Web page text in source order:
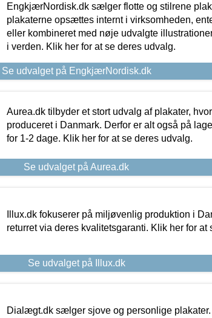
EngkjærNordisk.dk sælger flotte og stilrene
plakaterne opsættes internt i virksomheden,
eller kombineret med nøje udvalgte
i verden. Klik her for at se deres udvalg.
Se udvalget på EngkjærNordisk.dk
Aurea.dk tilbyder et stort udvalg af plakater,
produceret i Danmark. Derfor er alt også på
for 1-2 dage. Klik her for at se deres udvalg.
Se udvalget på Aurea.dk
Illux.dk fokuserer på miljøvenlig produktion i
returret via deres kvalitetsgaranti. Klik her for at
Se udvalget på Illux.dk
Dialægt.dk sælger sjove og personlige